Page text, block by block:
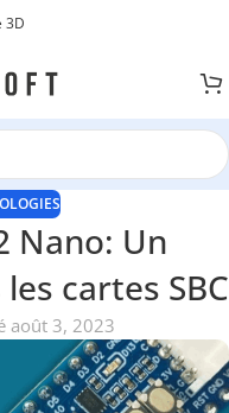
3D
Nano: Un
cartes SBC
août 3, 2023